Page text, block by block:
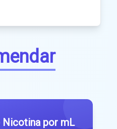
Nicotina por mL